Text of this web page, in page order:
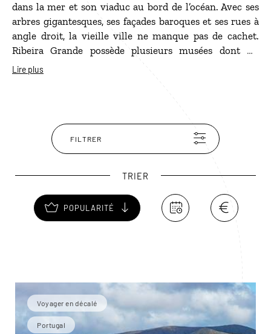
dans la mer et son viaduc au bord de l’océan. Avec ses
arbres gigantesques, ses façades baroques et ses rues à
angle droit, la vieille ville ne manque pas de cachet.
Ribeira Grande possède plusieurs musées dont un
consacré à l’émigration açorienne. Situé dans l’ancien
amateurs de surf, la plage de Santa Barbara n’est qu’à
quelques minutes de Ribeira Grande.
Lire plus
FILTRER
TRIER
POPULARITÉ
Voyager en décalé
Portugal